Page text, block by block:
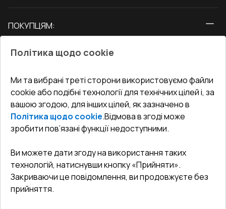
Двері
ПОКУПЦЯМ:
Блог
Адреса гіпермаркета
Як правильно заміряти вікна
СЕРВІС ТА ОБЛУГОВУВАННЯ:
Доставка і Оплата
Гарантія та Сервіс
Повернення товару
Договір публічної оферти
КОНТАКТИ
Офіс:Україна, м. Вінниця, вул. Келецька 60 кв. 61
undefined(undefined)
Політика щодо cookie
Ми та вибрані треті сторони використовуємо файли
cookie або подібні технології для технічних цілей і, за
вашою згодою, для інших цілей, як зазначено в
Політика щодо cookie.Відмова в згоді може
зробити пов’язані функції недоступними.
Ви можете дати згоду на використання таких
технологій, натиснувши кнопку «Прийняти».
Закриваючи це повідомлення, ви продовжуєте без
прийняття.